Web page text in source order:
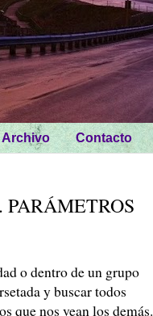
Archivo Contacto
o dentro de un grupo
y buscar todos
que nos vean los demás.